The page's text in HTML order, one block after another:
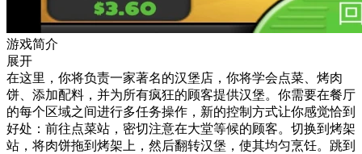
游戏简介
展开
在这里，你将负责一家著名的汉堡店，你将学会点菜、烤肉
饼、添加配料，并为所有疯狂的顾客提供汉堡。你需要在餐厅
的每个区域之间进行多任务操作，新的控制方式让你感觉恰到
好处：前往点菜站，密切注意在大堂等候的顾客。切换到烤架
站，将肉饼拖到烤架上，然后翻转汉堡，使其均匀烹饪。跳到